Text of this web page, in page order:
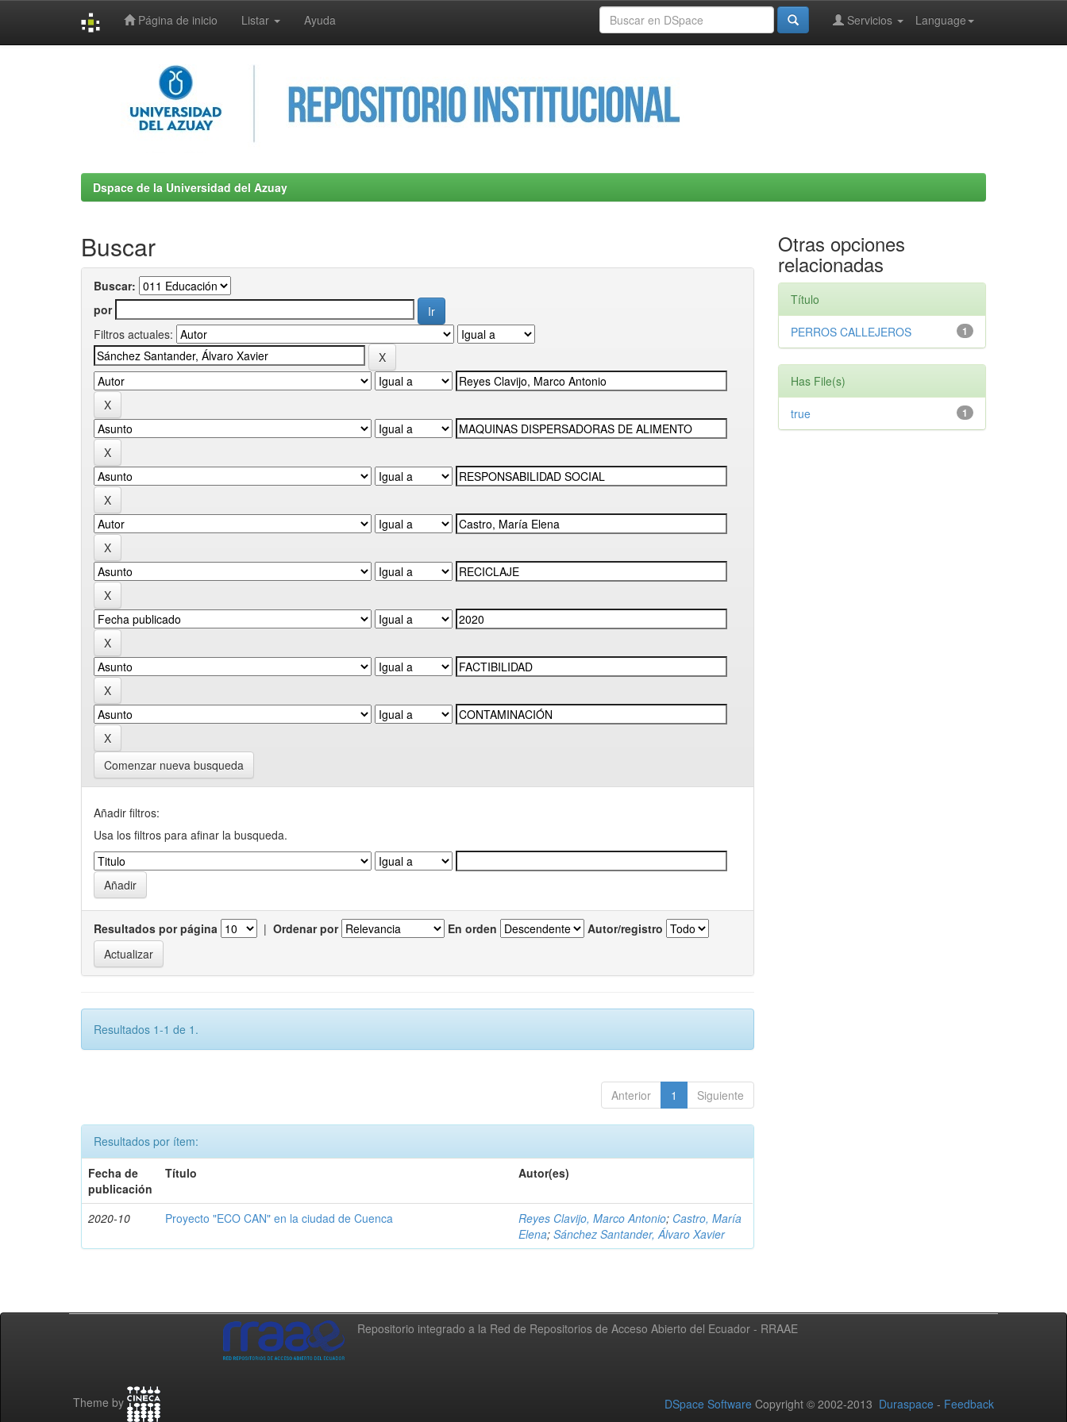
Página de inicio Listar Ayuda Language
Servicios
Dspace de la Universidad del Azuay
Buscar
Buscar:
por
Filtros actuales:
Comenzar nueva busqueda
Añadir filtros:
Usa los filtros para afinar la busqueda.
Resultados por página | Ordenar por En orden Autor/registro
Resultados 1-1 de 1.
Anterior 1 Siguiente
Resultados por ítem:
Fecha de
publicación
Título Autor(es)
2020-10 Proyecto "ECO CAN" en la ciudad de Cuenca Reyes Clavijo, Marco Antonio; Castro, María
Elena;Sánchez Santander, Álvaro Xavier
Otras opciones
relacionadas
Título
1
PERROS CALLEJEROS
Has File(s)
1
true
Repositorio integrado a la Red de Repositorios de Acceso Abierto del Ecuador - RRAAE
Theme by DSpace Software Copyright © 2002-2013 Duraspace - Feedback